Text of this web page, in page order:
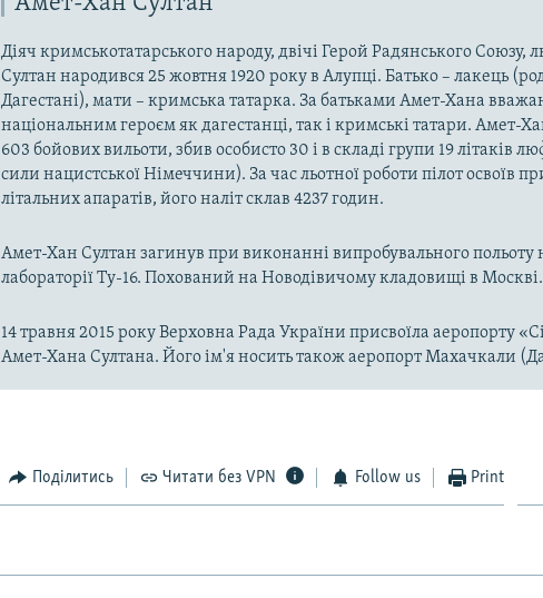
Діяч кримськотатарського народу, двічі Герой Радянського Союзу,
Султан народився 25 жовтня 1920 року в Алупці. Батько – лакець
Дагестані), мати – кримська татарка. За батьками Амет-Хана
національним героєм як дагестанці, так і кримські татари. Амет-
603 бойових вильоти, збив особисто 30 і в складі групи 19 літаків
сили нацистської Німеччини). За час льотної роботи пілот освоїв
літальних апаратів, його наліт склав 4237 годин.
Амет-Хан Султан загинув при виконанні випробувального польоту
лабораторії Ту-16. Похований на Новодівичому кладовищі в Москві.
14 травня 2015 року Верховна Рада України присвоїла аеропорту
Амет-Хана Султана. Його ім'я носить також аеропорт Махачкали
Поділитись Читати без VPN Follow us Print